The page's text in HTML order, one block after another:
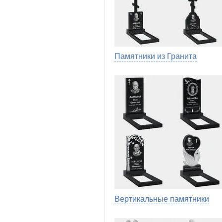
Памятники из Гранита
Вертикальные памятники